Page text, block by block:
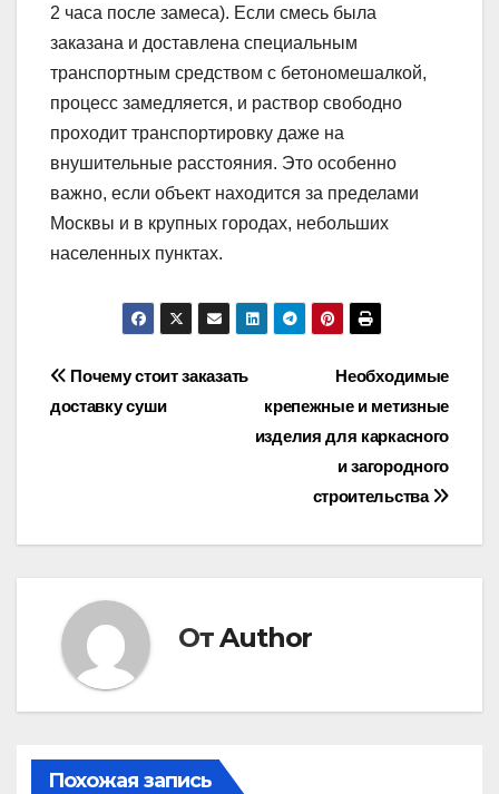
2 часа после замеса). Если смесь была
заказана и доставлена специальным
транспортным средством с бетономешалкой,
процесс замедляется, и раствор свободно
проходит транспортировку даже на
внушительные расстояния. Это особенно
важно, если объект находится за пределами
Москвы и в крупных городах, небольших
населенных пунктах.
Навигация
по
Необходимые
крепежные и метизные
изделия для каркасного
и загородного
строительства
Почему стоит заказать
доставку суши
ОтAuthor
Похожая запись